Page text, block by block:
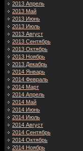
2013 Апрель
2013 Май
2013 Июнь
2013 Июль
2013 Август
2013 Сентябрь
2013 Октябрь
2013 Ноябрь
2013 Декабрь
2014 Январь
2014 Февраль
2014 Март
2014 Апрель
2014 Май
2014 Июнь
2014 Июль
2014 Август
2014 Сентябрь
2014 Октябрь
2014 Ноябрь